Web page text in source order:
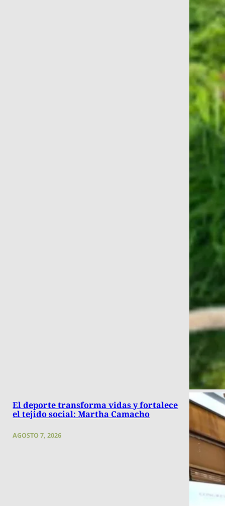
El deporte transforma vidas y fortalece
el tejido social: Martha Camacho
AGOSTO 7, 2026